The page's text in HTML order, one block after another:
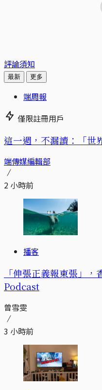
評論須知
最新 更多
端周報
僅限註冊用戶
這一週，不漏讀：「世
端傳媒編輯部
2 小時前
播客
「伸張正義報東張」
Podcast
曾雪雯
3 小時前